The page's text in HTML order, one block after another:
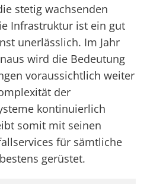
stetig wachsenden
Infrastruktur ist ein gut
unerlässlich. Im Jahr
wird die Bedeutung
voraussichtlich weiter
der
kontinuierlich
somit mit seinen
für sämtliche
gerüstet.